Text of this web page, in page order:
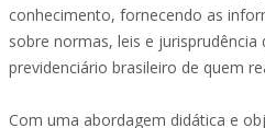
conhecimento, fornecendo as
sobre normas, leis e
previdenciário brasileiro de quem
Com uma abordagem didática e